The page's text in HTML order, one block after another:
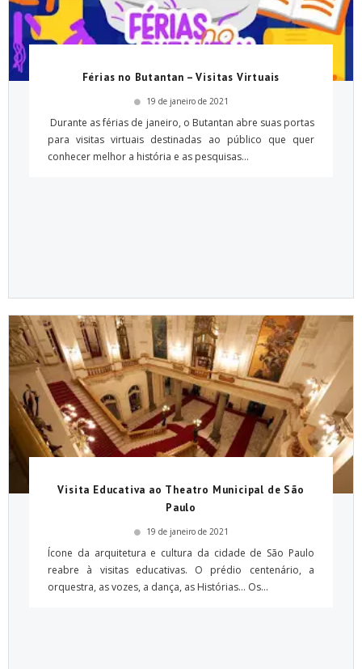
Férias no Butantan – Visitas Virtuais
19 de janeiro de 2021
Durante as férias de janeiro, o Butantan abre suas portas
para visitas virtuais destinadas ao público que quer
conhecer melhor a história e as pesquisas...
Visita Educativa ao Theatro Municipal de São
Paulo
19 de janeiro de 2021
Ícone da arquitetura e cultura da cidade de São Paulo
reabre à visitas educativas. O prédio centenário, a
orquestra, as vozes, a dança, as Histórias… Os...